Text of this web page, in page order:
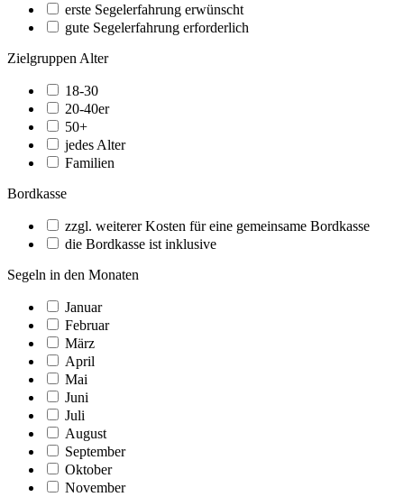
erste Segelerfahrung erwünscht
gute Segelerfahrung erforderlich
Zielgruppen Alter
18-30
20-40er
50+
jedes Alter
Familien
Bordkasse
zzgl. weiterer Kosten für eine gemeinsame Bordkasse
die Bordkasse ist inklusive
Segeln in den Monaten
Januar
Februar
März
April
Mai
Juni
Juli
August
September
Oktober
November